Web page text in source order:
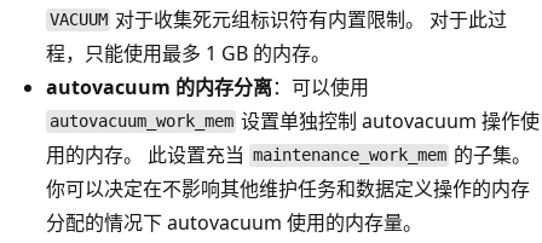
VACUUM 对于收集死元组标识符有内置限制。 对于此过
程，只能使用最多 1 GB 的内存。
autovacuum 的内存分离：可以使用
autovacuum_work_mem 设置单独控制 autovacuum 操作使
用的内存。 此设置充当 maintenance_work_mem 的子集。
你可以决定在不影响其他维护任务和数据定义操作的内存
分配的情况下 autovacuum 使用的内存量。